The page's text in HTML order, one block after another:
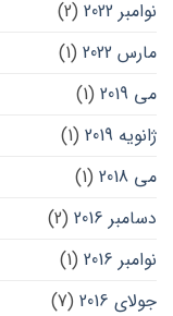
نوامبر 2022
(2)
مارس 2022
(1)
می 2019
(1)
ژانویه 2019
(1)
می 2018
(1)
دسامبر 2016
(2)
نوامبر 2016
(1)
جولای 2016
(7)